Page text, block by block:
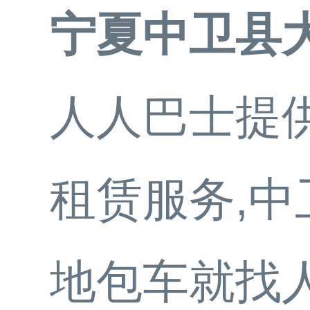
宁夏中卫县
人人巴士提
租赁服务,
地包车就找